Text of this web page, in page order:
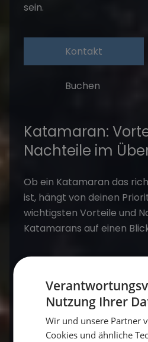
sein.
Kontakt
Buchen
Katamaran:
Nachteile im
Ob ein Katamaran das
ist, hängt von deinen
wichtigsten Vorteile und
Katamarans auf einen
Kaum Krängung:Der
aufrecht – angenehm
die zu Seekrankheit
Nutzung Ihrer
Wir und unsere Partner
Cookies und ähnliche